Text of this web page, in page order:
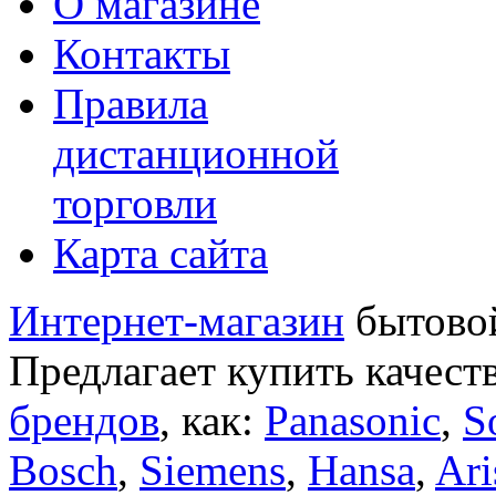
Контакты
Правила
дистанционной
торговли
Карта сайта
Интернет-магазин
Предлагает купить
брендов, как: Panasonic,
Bosch, Siemens, Hansa,